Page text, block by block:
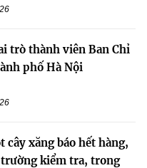
trò thành viên Ban Chỉ
phố Hà Nội
cây xăng báo hết hàng,
kiểm tra, trong